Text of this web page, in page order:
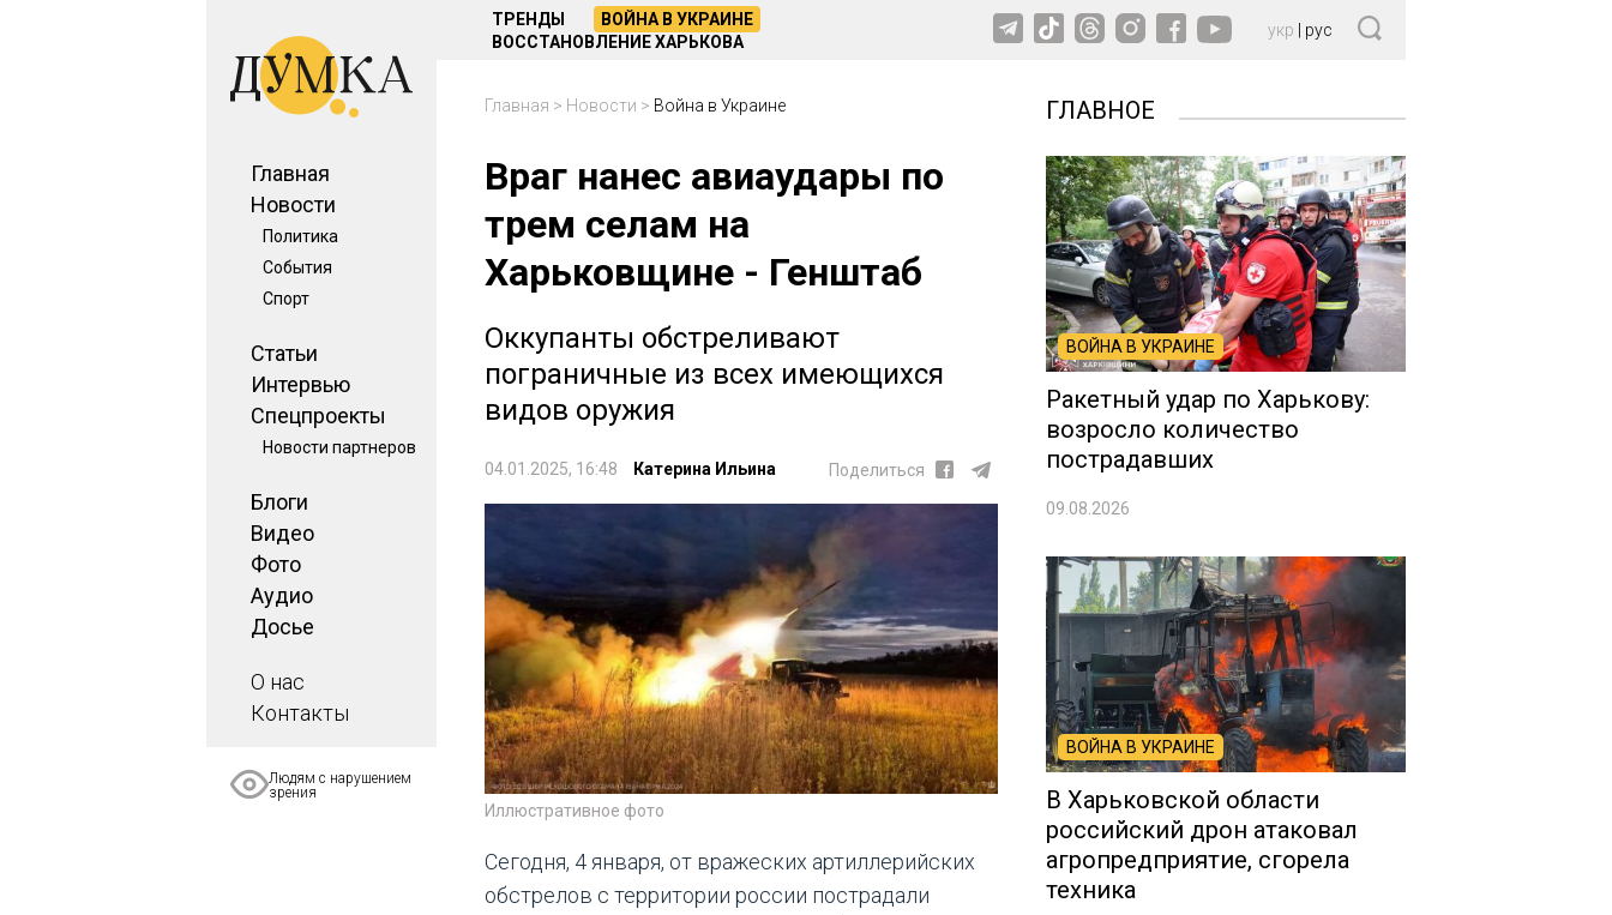
Главная
Новости
Политика
События
Спорт
Статьи
Интервью
Спецпроекты
Новости партнеров
Блоги
Видео
Фото
Аудио
Досье
О нас
Контакты
Людям с нарушением
зрения
ТРЕНДЫ
ВОЙНА В УКРАИНЕ
ВОССТАНОВЛЕНИЕ ХАРЬКОВА
укр рус
Главная > Новости > Война в Украине
Враг нанес авиаудары по
трем селам на
Харьковщине - Генштаб
Оккупанты обстреливают
пограничные из всех имеющихся
видов оружия
04.01.2025, 16:48 Катерина Ильина Поделиться
Иллюстративное фото
Сегодня, 4 января, от вражеских артиллерийских
обстрелов с территории россии пострадали
ГЛАВНОЕ
ВОЙНА В УКРАИНЕ
Ракетный удар по Харькову:
возросло количество
пострадавших
09.08.2026
ВОЙНА В УКРАИНЕ
В Харьковской области
российский дрон атаковал
агропредприятие, сгорела
техника